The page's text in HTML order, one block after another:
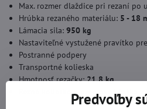
Max. rozmer dlaždice pri rezaní po
Hrúbka rezaného materiálu: 5 - 18
Lámacia sila: 950 kg
Nastaviteľné vystužené pravítko
Postranné podpery
Transportné kolieska
Hmotnosť rezačky:21,8 kg
Rezné koliesko a prepravná taška v
Predvoľby